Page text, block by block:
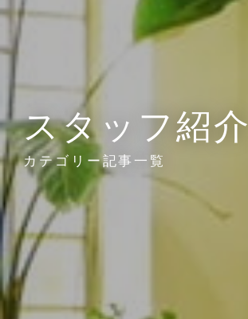
スタッフ紹介
カテゴリー記事一覧